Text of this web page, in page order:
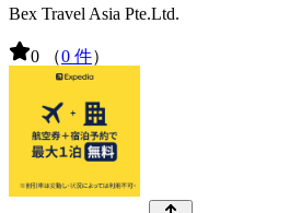
Bex Travel Asia Pte.Ltd.
0 （0 件）